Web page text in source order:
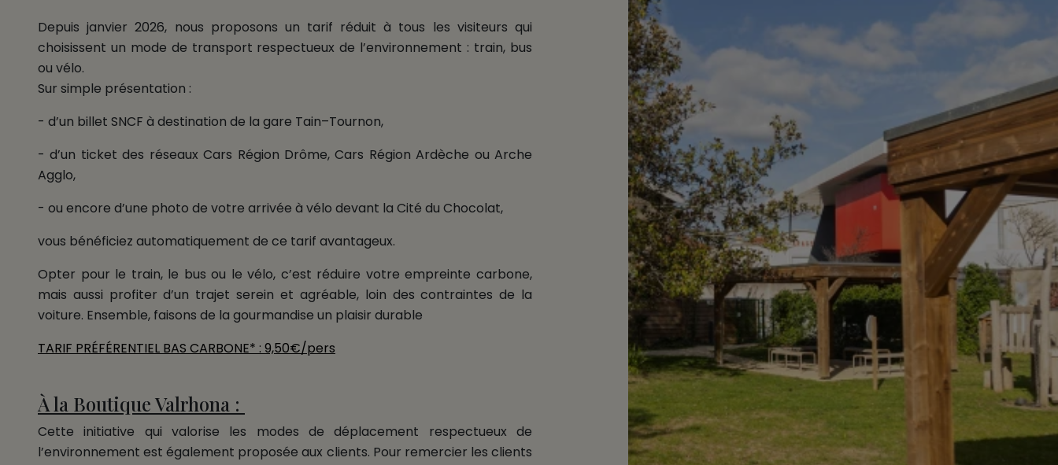
Depuis janvier 2026, nous proposons un tarif réduit à tous les visiteurs qui
choisissent un mode de transport respectueux de l’environnement : train, bus
ou vélo.
Sur simple présentation :
- d’un billet SNCF à destination de la gare Tain–Tournon,
- d’un ticket des réseaux Cars Région Drôme, Cars Région Ardèche ou Arche
Agglo,
- ou encore d’une photo de votre arrivée à vélo devant la Cité du Chocolat,
vous bénéficiez automatiquement de ce tarif avantageux.
Opter pour le train, le bus ou le vélo, c’est réduire votre empreinte carbone,
mais aussi profiter d’un trajet serein et agréable, loin des contraintes de la
voiture. Ensemble, faisons de la gourmandise un plaisir durable
TARIF PRÉFÉRENTIEL BAS CARBONE* : 9,50€/pers
À la Boutique Valrhona :
Cette initiative qui valorise les modes de déplacement respectueux de
l’environnement est également proposée aux clients. Pour remercier les clients